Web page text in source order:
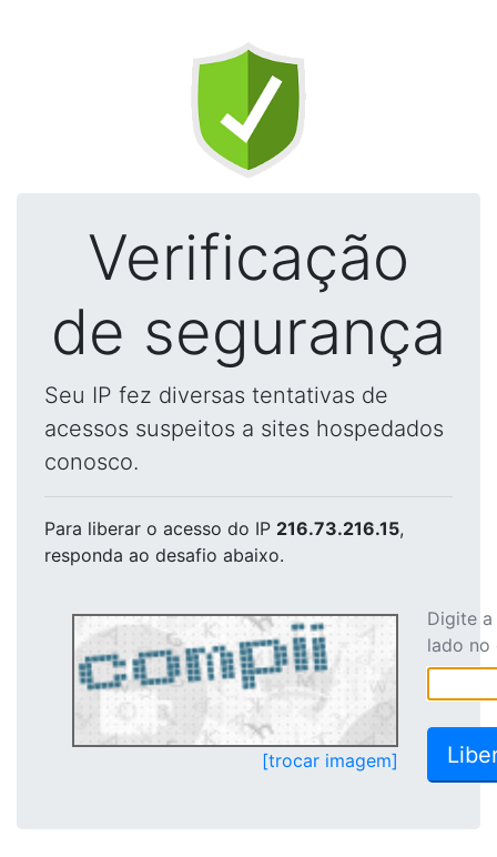
Verificação
de segurança
Seu IP fez diversas tentativas de
acessos suspeitos a sites hospedados
conosco.
Para liberar o acesso do IP 216.73.216.15,
responda ao desafio abaixo.
[trocar imagem]
Digite
lado no